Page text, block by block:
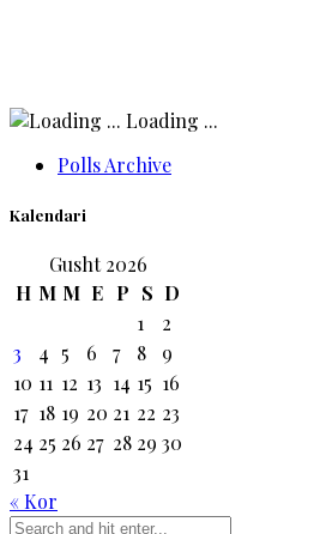
Loading ...
Polls Archive
Kalendari
Gusht 2026
H M M E P S D
1
2
3
4 5 6 7 8
9
10 11 12 13 14 15 16
17 18 19 20 21 22 23
24 25 26 27 28 29 30
31
« Kor